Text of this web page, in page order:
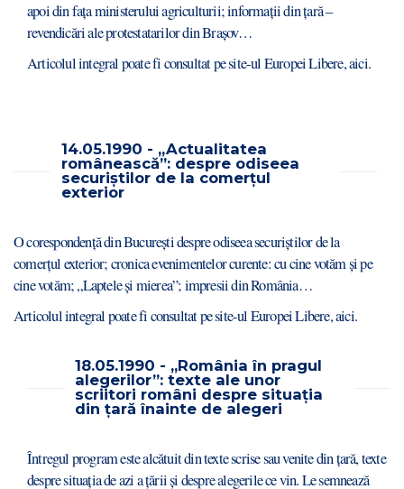
apoi din fața ministerului agriculturii; informații din țară –
revendicări ale protestatarilor din Brașov…
Articolul integral poate fi consultat pe site-ul Europei Libere,aici.
14.05.1990 - „Actualitatea
românească”: despre odiseea
securiștilor de la comerțul
exterior
O corespondență din București despre odiseea securiștilor de la
comerțul exterior; cronica evenimentelor curente: cu cine votăm și pe
cine votăm; „Laptele și mierea”; impresii din România…
Articolul integral poate fi consultat pe site-ul Europei Libere,aici.
18.05.1990 - „România în pragul
alegerilor”: texte ale unor
scriitori români despre situația
din țară înainte de alegeri
Întregul program este alcătuit din texte scrise sau venite din țară, texte
despre situația de azi a țării și despre alegerile ce vin. Le semnează